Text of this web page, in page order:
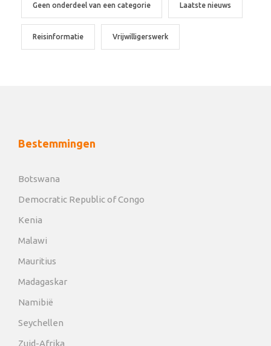
Geen onderdeel van een categorie Laatste nieuws
Reisinformatie Vrijwilligerswerk
Bestemmingen
Botswana
Democratic Republic of Congo
Kenia
Malawi
Mauritius
Madagaskar
Namibië
Seychellen
Zuid-Afrika